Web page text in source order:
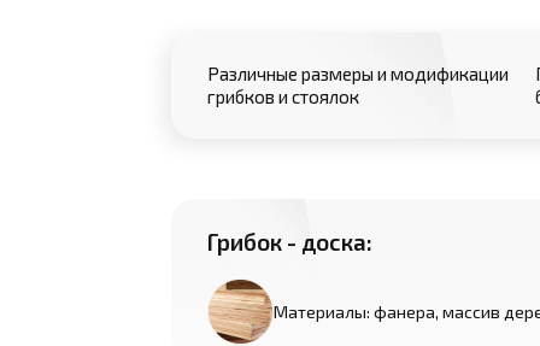
Различные размеры и модификации
грибков и стоялок
Грибок - доска:
Материалы: фанера, массив